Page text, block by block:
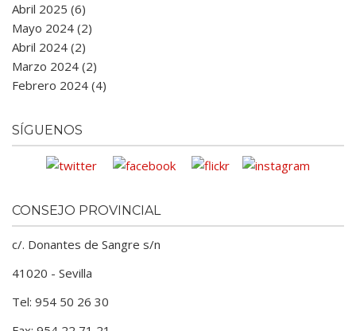
Abril 2025 (6)
Mayo 2024 (2)
Abril 2024 (2)
Marzo 2024 (2)
Febrero 2024 (4)
SÍGUENOS
CONSEJO PROVINCIAL
c/. Donantes de Sangre s/n
41020 - Sevilla
Tel: 954 50 26 30